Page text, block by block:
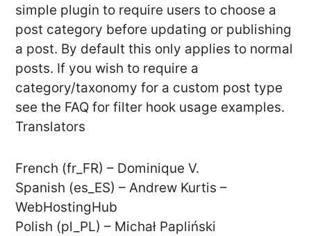
simple plugin to require users to choose a
post category before updating or publishing
a post. By default this only applies to normal
posts. If you wish to require a
category/taxonomy for a custom post type
see the FAQ for filter hook usage examples.
Translators
French (fr_FR) – Dominique V.
Spanish (es_ES) – Andrew Kurtis –
WebHostingHub
Polish (pl_PL) – Michał Papliński